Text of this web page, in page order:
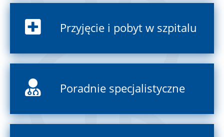
Przyjęcie i pobyt w szpitalu
Poradnie specjalistyczne